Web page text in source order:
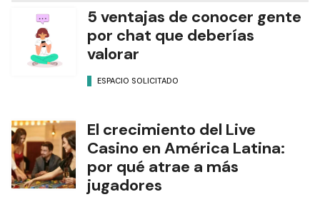
5 ventajas de conocer gente
por chat que deberías
valorar
ESPACIO SOLICITADO
El crecimiento del Live
Casino en América Latina:
por qué atrae a más
jugadores